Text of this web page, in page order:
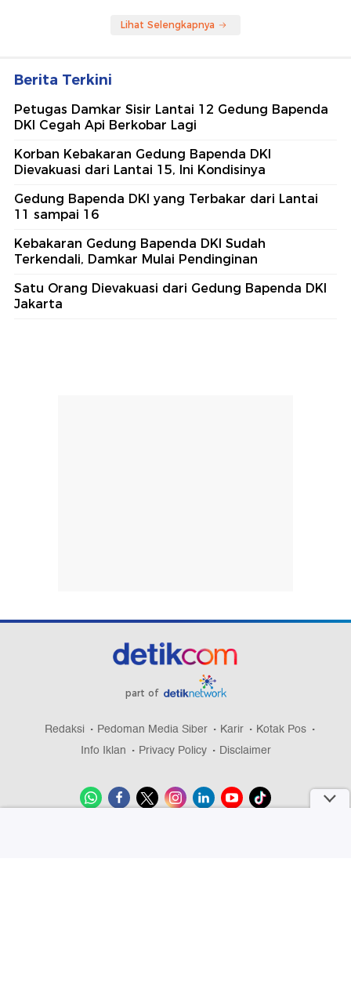
Lihat Selengkapnya
Berita Terkini
Petugas Damkar Sisir Lantai 12 Gedung Bapenda
DKI Cegah Api Berkobar Lagi
Korban Kebakaran Gedung Bapenda DKI
Dievakuasi dari Lantai 15, Ini Kondisinya
Gedung Bapenda DKI yang Terbakar dari Lantai
11 sampai 16
Kebakaran Gedung Bapenda DKI Sudah
Terkendali, Damkar Mulai Pendinginan
Satu Orang Dievakuasi dari Gedung Bapenda DKI
Jakarta
part of
Redaksi Pedoman Media Siber Karir
Kotak Pos
Info Iklan
Privacy Policy Disclaimer